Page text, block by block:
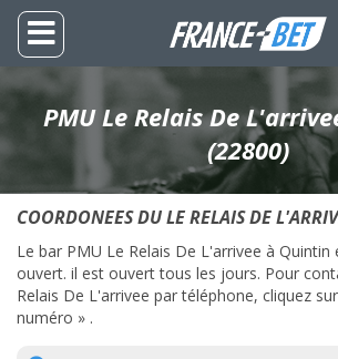
PMU Le Relais De
(22800)
COORDONEES DU LE RELAIS DE
Le bar PMU Le Relais De L'arrivee à
ouvert. il est ouvert tous les jours. Pour
Relais De L'arrivee par téléphone, cliquez
numéro » .